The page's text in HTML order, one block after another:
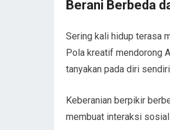
Berani Berbeda
Sering kali hidup terasa
Pola kreatif mendorong
tanyakan pada diri
Keberanian berpikir
membuat interaksi